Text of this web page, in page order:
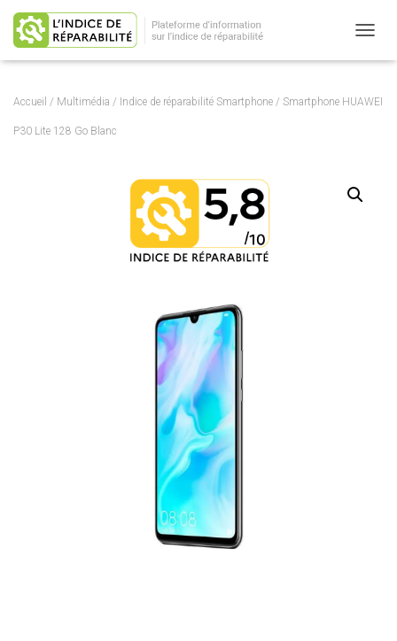
Accueil / Multimédia / Indice de réparabilité Smartphone / Smartphone HUAWEI
P30 Lite 128 Go Blanc